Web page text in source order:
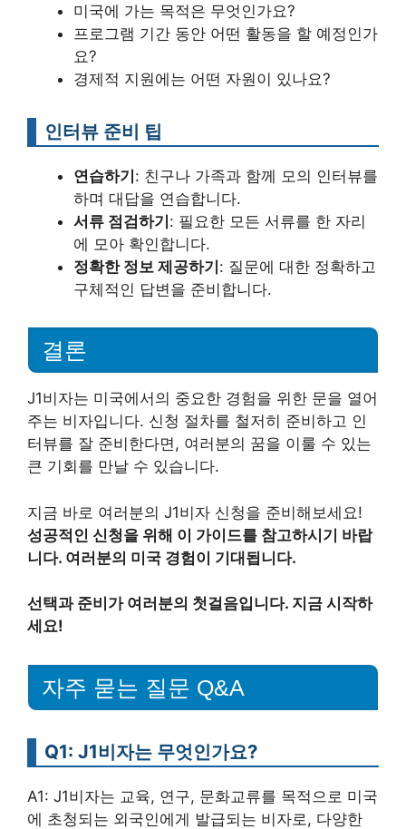
미국에 가는 목적은 무엇인가요?
프로그램 기간 동안 어떤 활동을 할 예정인가
요?
경제적 지원에는 어떤 자원이 있나요?
인터뷰 준비 팁
연습하기: 친구나 가족과 함께 모의 인터뷰를
하며 대답을 연습합니다.
서류 점검하기: 필요한 모든 서류를 한 자리
에 모아 확인합니다.
정확한 정보 제공하기: 질문에 대한 정확하고
구체적인 답변을 준비합니다.
결론
J1비자는 미국에서의 중요한 경험을 위한 문을 열어
주는 비자입니다. 신청 절차를 철저히 준비하고 인
터뷰를 잘 준비한다면, 여러분의 꿈을 이룰 수 있는
큰 기회를 만날 수 있습니다.
지금 바로 여러분의 J1비자 신청을 준비해보세요!
성공적인 신청을 위해 이 가이드를 참고하시기 바랍
니다. 여러분의 미국 경험이 기대됩니다.
선택과 준비가 여러분의 첫걸음입니다. 지금 시작하
세요!
자주 묻는 질문 Q&A
Q1: J1비자는 무엇인가요?
A1: J1비자는 교육, 연구, 문화교류를 목적으로 미국
에 초청되는 외국인에게 발급되는 비자로, 다양한